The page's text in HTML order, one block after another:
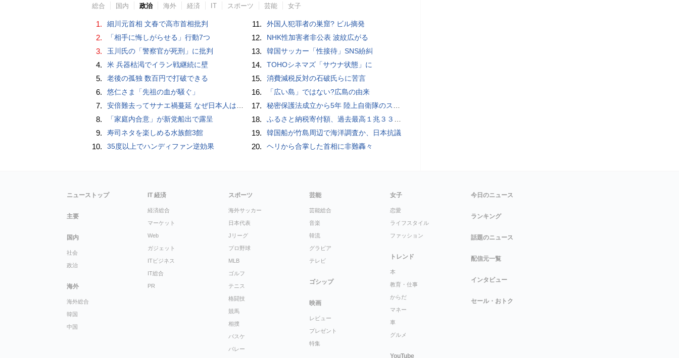
総合 国内 政治 海外 経済 IT スポーツ 芸能 女子
1. 細川元首相 文春で高市首相批判
2. 「相手に悔しがらせる」行動7つ
3. 玉川氏の「警察官が死刑」に批判
4. 米 兵器枯渇でイラン戦継続に壁
5. 老後の孤独 数百円で打破できる
6. 悠仁さま「先祖の血が騒ぐ」
7. 安倍難去ってサナエ禍蔓延 なぜ日本人は妙ちくりんな女に騙されてしまったのか（適菜収）
8. 「家庭内合意」が新党船出で露呈
9. 寿司ネタを楽しめる水族館3館
10. 35度以上でハンディファン逆効果
11. 外国人犯罪者の巣窟? ビル摘発
12. NHK性加害者非公表 波紋広がる
13. 韓国サッカー「性接待」SNS紛糾
14. TOHOシネマズ「サウナ状態」に
15. 消費減税反対の石破氏らに苦言
16. 「広い島」ではない?広島の由来
17. 秘密保護法成立から5年 陸上自衛隊のスパイ組織「別班」暴いたベテラン記者が警鐘 - BLOGOS編集部
18. ふるさと納税寄付額、過去最高１兆３３１４億円…住民税控除額最大は横浜市の３７３億円
19. 韓国船が竹島周辺で海洋調査か、日本抗議
20. ヘリから合掌した首相に非難轟々
ニューストップ
主要
国内
社会
政治
海外
海外総合
韓国
中国
IT 経済
経済総合
マーケット
Web
ガジェット
ITビジネス
IT総合
PR
スポーツ
海外サッカー
日本代表
Jリーグ
プロ野球
MLB
ゴルフ
テニス
格闘技
競馬
相撲
バスケ
バレー
芸能
芸能総合
音楽
韓流
グラビア
テレビ
ゴシップ
映画
レビュー
プレゼント
特集
女子
恋愛
ライフスタイル
ファッション
トレンド
本
教育・仕事
からだ
マネー
車
グルメ
YouTube
今日のニュース
ランキング
話題のニュース
配信元一覧
インタビュー
セール・おトク